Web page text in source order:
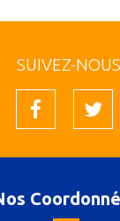
SUIVEZ-